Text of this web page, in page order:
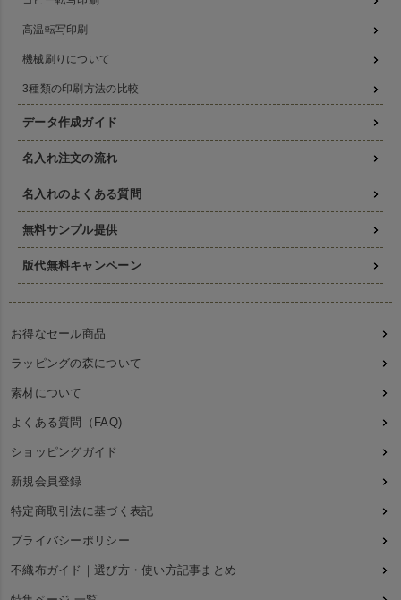
高温転写印刷
機械刷りについて
3種類の印刷方法の比較
データ作成ガイド
名入れ注文の流れ
名入れのよくある質問
無料サンプル提供
版代無料キャンペーン
お得なセール商品
ラッピングの森について
素材について
よくある質問（FAQ)
ショッピングガイド
新規会員登録
特定商取引法に基づく表記
プライバシーポリシー
不織布ガイド｜選び方・使い方記事まとめ